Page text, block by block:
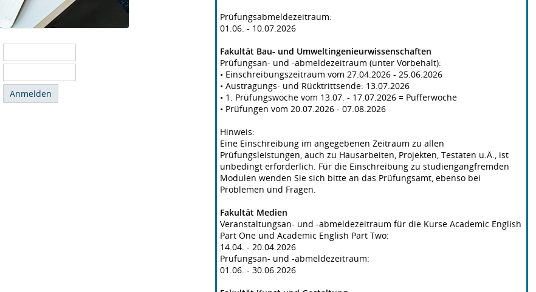
Prüfungsabmeldezeitraum:
01.06. - 10.07.2026
Fakultät Bau- und Umweltingenieurwissenschaften
Prüfungsan- und -abmeldezeitraum (unter Vorbehalt):
• Einschreibungszeitraum vom 27.04.2026 - 25.06.2026
• Austragungs- und Rücktrittsende: 13.07.2026
• 1. Prüfungswoche vom 13.07. - 17.07.2026 = Pufferwoche
• Prüfungen vom 20.07.2026 - 07.08.2026
Hinweis:
Eine Einschreibung im angegebenen Zeitraum zu allen
Prüfungsleistungen, auch zu Hausarbeiten, Projekten, Testaten u.Ä., ist
unbedingt erforderlich. Für die Einschreibung zu studiengangfremden
Modulen wenden Sie sich bitte an das Prüfungsamt, ebenso bei
Problemen und Fragen.
Fakultät Medien
Veranstaltungsan- und -abmeldezeitraum für die Kurse Academic English
Part One und Academic English Part Two:
14.04. - 20.04.2026
Prüfungsan- und -abmeldezeitraum:
01.06. - 30.06.2026